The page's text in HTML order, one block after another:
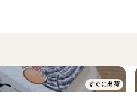
ムネ・モモ・
部位ごとに違
すぐに出荷